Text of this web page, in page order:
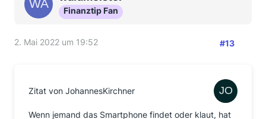
Finanztip Fan
2. Mai 2022 um 19:52 #13
Zitat von JohannesKirchner
Wenn jemand das Smartphone findet oder klaut, hat